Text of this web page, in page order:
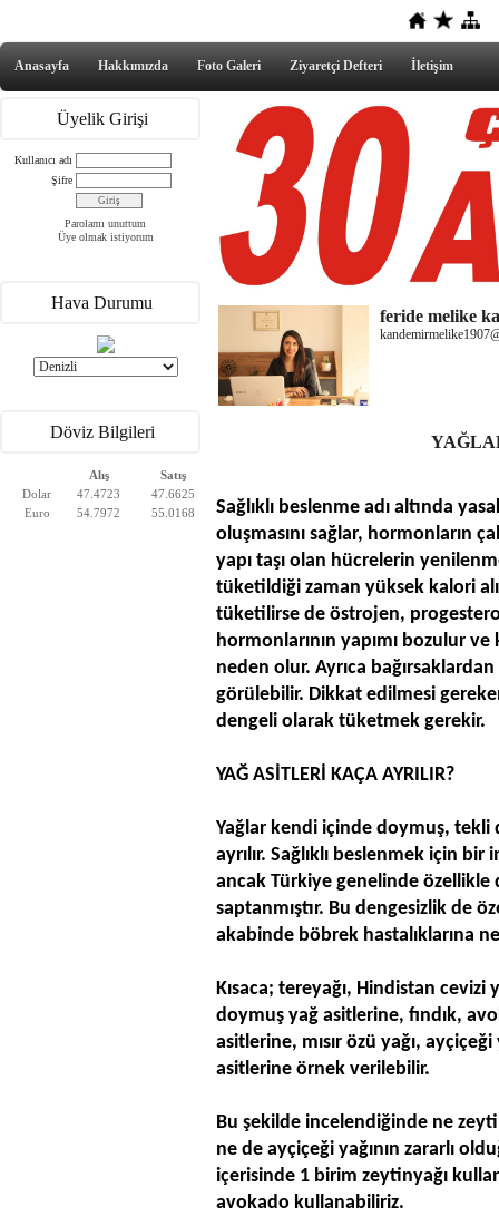
Anasayfa Hakkımızda Foto Galeri Ziyaretçi Defteri İletişim
Üyelik Girişi
Kullanıcı adı
Şifre
Parolamı unuttum
Üye olmak istiyorum
Hava Durumu
Döviz Bilgileri
Alış
Satış
Dolar
47.4723
47.6625
Euro
54.7972 55.0168
feride melike
Sağlıklı beslenme adı altında
oluşmasını sağlar, hormonların
yapı taşı olan hücrelerin
tüketildiği zaman yüksek kalori
tüketilirse de östrojen,
hormonlarının yapımı bozulur
neden olur. Ayrıca
görülebilir. Dikkat edilmesi
dengeli olarak tüketmek gerekir.
YAĞ ASİTLERİ KAÇA AYRILIR?
Yağlar kendi içinde doymuş, tekli
ayrılır. Sağlıklı beslenmek için
ancak Türkiye genelinde
saptanmıştır. Bu dengesizlik de
akabinde böbrek hastalıklarına
Kısaca; tereyağı, Hindistan
doymuş yağ asitlerine, fındık,
asitlerine, mısır özü yağı,
asitlerine örnek verilebilir.
Bu şekilde incelendiğinde ne
ne de ayçiçeği yağının zararlı
içerisinde 1 birim zeytinyağı
avokado kullanabiliriz.